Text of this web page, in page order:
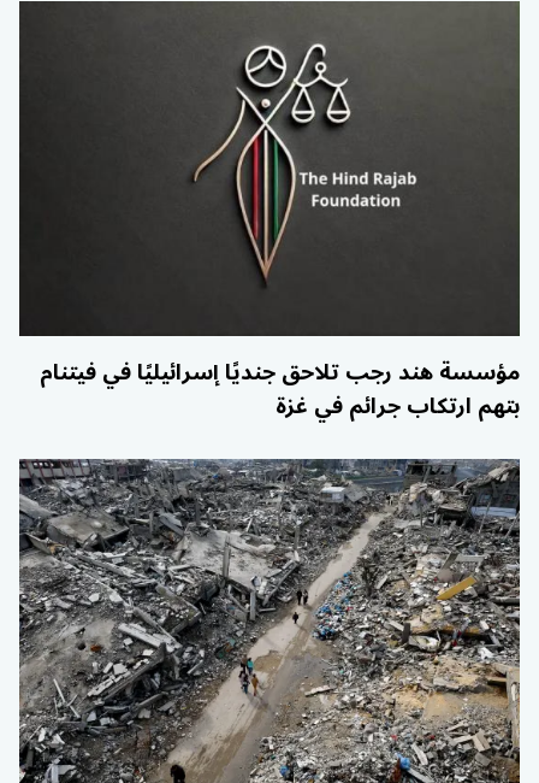
مؤسسة هند رجب تلاحق جنديًا إسرائيليًا في فيتنام
بتهم ارتكاب جرائم في غزة